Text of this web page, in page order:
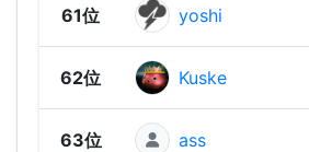
61位 yoshi
62位 Kuske
63位 ass